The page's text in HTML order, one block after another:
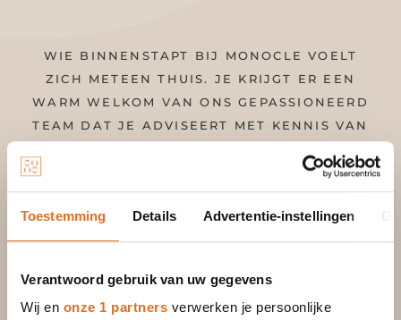
Toestemming Details Advertentie-instellingen
Verantwoord gebruik van uw gegevens
Wij en onze 1 partners verwerken je persoonlijke
WIE BINNENSTAPT BIJ MONOCLE VOELT
ZICH METEEN THUIS. JE KRIJGT ER EEN
WARM WELKOM VAN ONS GEPASSIONEERD
TEAM DAT JE ADVISEERT MET KENNIS VAN
GROOTSTE ZORG UITGEKOZEN OP
INTERNATIONALE BEURZEN. WIJ KIEZEN
VOOR OUT-OF-THE-BOX ONTWERPERS MET
EEN PASSIE VOOR DESIGN, MAAR DIE OOK
RESPECTEREN. ONS GROOTSTE PLEZIER?
DAT ZIJN ONZE TEVREDEN KLANTEN DIE